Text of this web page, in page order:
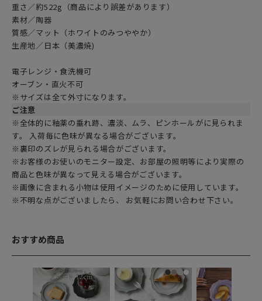
重さ／約522g（商品により誤差があります）
素材／陶器
質感／マット（ホワイトのみつややか）
生産地／日本（美濃焼)
電子レンジ・食洗機可
オーブン・直火不可
※サイズは全て外寸になります。
ご注意
※全体的に釉薬の垂れ跡、濃淡、ムラ、ピンホールがに見られま
す。 入荷毎に色味が異なる場合がございます。
※裏印のズレが見られる場合がございます。
※お客様のお使いのモニター設定、お部屋の照明等により実際の
商品と色味が異なって見える場合がございます。
※画像に含まれる小物は使用イメージのために使用しています。
※不明な点がございましたら、 お気軽にお問い合わせ下さい。
おすすめ商品